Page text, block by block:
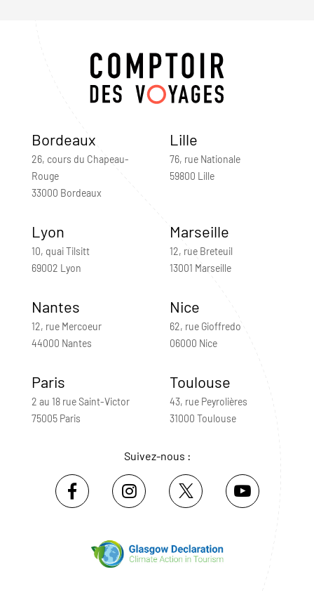
Bordeaux
26, cours du Chapeau-
Rouge
33000 Bordeaux
Lille
76, rue Nationale
59800 Lille
Lyon
10, quai Tilsitt
69002 Lyon
Marseille
12, rue Breteuil
13001 Marseille
Nantes
12, rue Mercoeur
44000 Nantes
Nice
62, rue Gioffredo
06000 Nice
Paris
2 au 18 rue Saint-Victor
75005 Paris
Toulouse
43, rue Peyrolières
31000 Toulouse
Suivez-nous :